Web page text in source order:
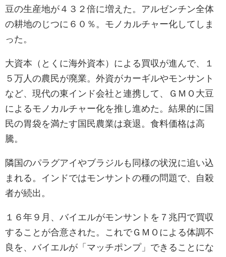
豆の生産地が４３２倍に増えた。アルゼンチン全体
の耕地のじつに６０％。モノカルチャー化してしま
った。
大資本（とくに海外資本）による買収が進んで、１
５万人の農民が廃業。外資がカーギルやモンサント
など、現代の東インド会社と連携して、ＧＭＯ大豆
によるモノカルチャー化を推し進めた。結果的に国
民の胃袋を満たす国民農業は衰退。食料価格は高
騰。
隣国のパラグアイやブラジルも同様の状況に追い込
まれる。インドではモンサントの種の問題で、自殺
者が続出。
１６年９月、バイエルがモンサントを７兆円で買収
することが合意された。これでＧＭＯによる体調不
良を、バイエルが「マッチポンプ」できることにな